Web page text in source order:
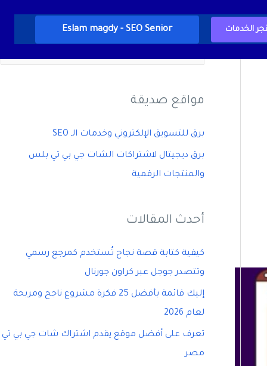
الخدمات Eslam magdy - SEO Senior
ا
ل
ح
ن
:
مواقع صديقة
برق للتسويق الإلكتروني وخدمات الـ SEO
برق ديجيتال لاشتراكات الشات جي بي تي بلس
والمنتجات الرقمية
أحدث المقالات
كيفية كتابة قصة نجاح تُستخدم كمرجع رسمي
وتتصدر جوجل عبر كراون جورنال
إليك قائمة بأفضل 25 فكرة مشروع ناجح ومربحة
لعام 2026
تعرف على أفضل موقع يقدم اشتراك شات جي بي تي
مصر